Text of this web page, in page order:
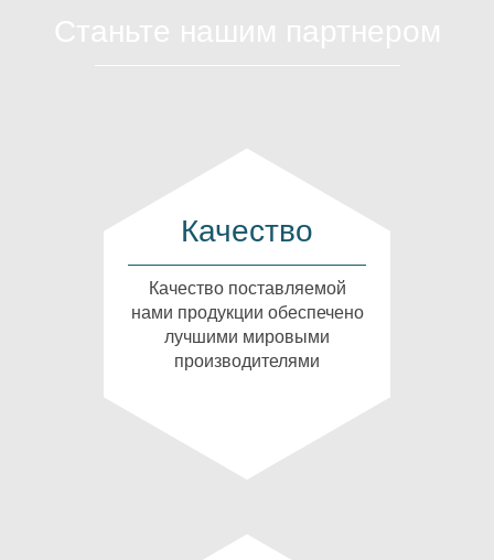
Качество
Качество поставляемой
нами продукции обеспечено
лучшими мировыми
производителями